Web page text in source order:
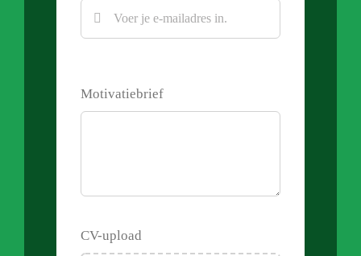
Motivatiebrief
CV-upload